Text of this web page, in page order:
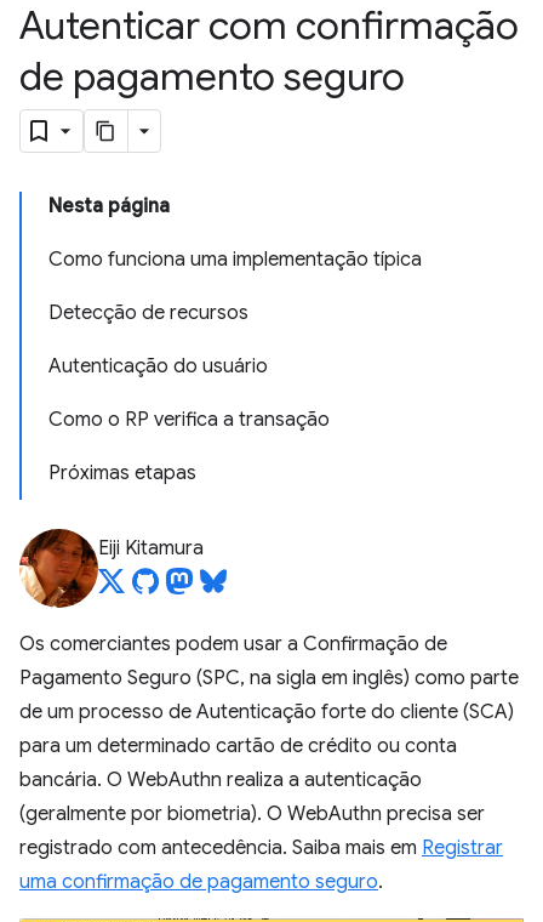
Autenticar com confirmação
de pagamento seguro
Nesta página
Como funciona uma implementação típica
Detecção de recursos
Autenticação do usuário
Como o RP verifica a transação
Próximas etapas
Eiji Kitamura
Os comerciantes podem usar a Confirmação de
Pagamento Seguro (SPC, na sigla em inglês) como parte
de um processo de Autenticação forte do cliente (SCA)
para um determinado cartão de crédito ou conta
bancária. O WebAuthn realiza a autenticação
(geralmente por biometria). O WebAuthn precisa ser
registrado com antecedência. Saiba mais em Registrar
uma confirmação de pagamento seguro.